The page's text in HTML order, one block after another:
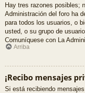
Hay tres razones posibles;
Administración del foro ha
para todos los usuarios, o
usted, o su grupo de
Comuníquese con La
Arriba
¡Recibo mensajes
Si está recibiendo